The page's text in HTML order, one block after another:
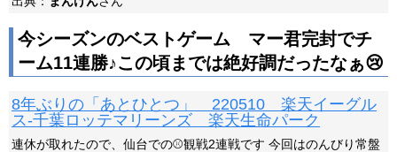
今シーズンのベストゲーム マー君完封でチ
ーム11連勝♪この頃までは絶好調だったなぁ😢
8年ぶりの「あとひとつ」 220510 楽天イーグル
ス-千葉ロッテマリーンズ 楽天生命パーク
連休が取れたので、仙台での⚾観戦2連戦です 今回はのんびり常盤